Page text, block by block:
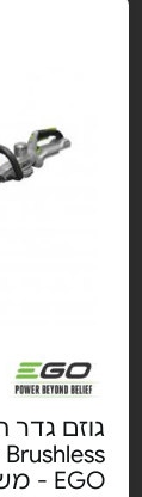
EGO - משלוח חינם